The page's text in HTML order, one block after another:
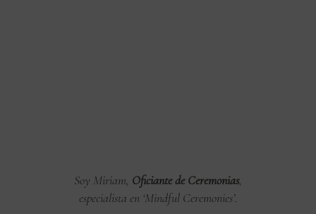
Soy Miriam, Oficiante de Ceremonias,
especialista en ‘Mindful Ceremonies’.